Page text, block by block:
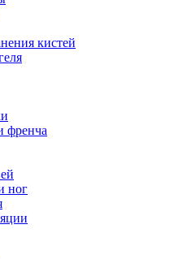
кистей
френча
ног